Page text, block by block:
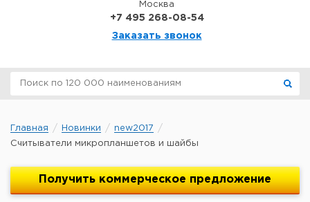
Москва
+7 495 268-08-54
Заказать звонок
Главная Новинки
new2017
Считыватели микропланшетов и шайбы
Получить коммерческое предложение